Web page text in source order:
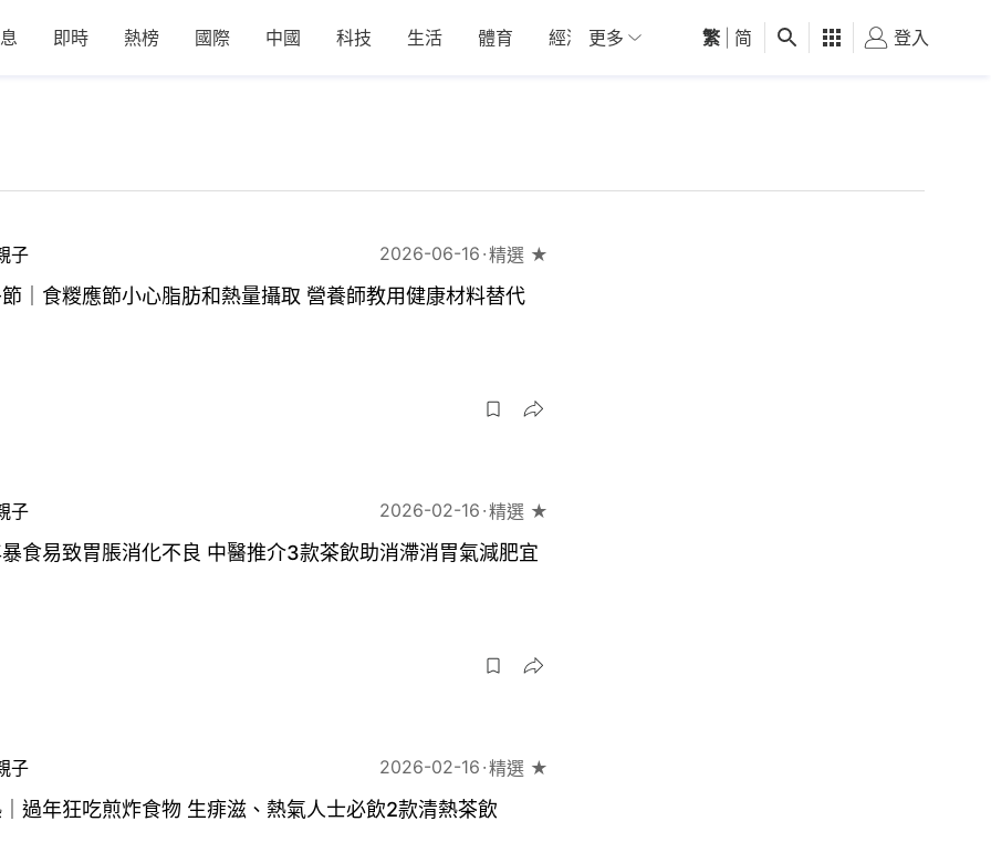
即時 熱榜 國際 中國 科技 生活 體育 經濟 01深圳 觀點 健康 好食玩飛
更多 繁 简 登入
子 2026-06-16 精選 ★
｜食糉應節小心脂肪和熱量攝取 營養師教用健康材料替代
子 2026-02-16 精選 ★
食易致胃脹消化不良 中醫推介3款茶飲助消滯消胃氣減肥宜
子 2026-02-16 精選 ★
過年狂吃煎炸食物 生痱滋、熱氣人士必飲2款清熱茶飲